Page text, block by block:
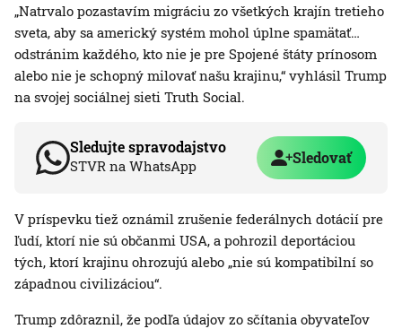
„Natrvalo pozastavím migráciu zo všetkých krajín tretieho
sveta, aby sa americký systém mohol úplne spamätať…
odstránim každého, kto nie je pre Spojené štáty prínosom
alebo nie je schopný milovať našu krajinu,“ vyhlásil Trump
na svojej sociálnej sieti Truth Social.
Sledujte spravodajstvo
STVR na WhatsApp Sledovať
V príspevku tiež oznámil zrušenie federálnych dotácií pre
ľudí, ktorí nie sú občanmi USA, a pohrozil deportáciou
tých, ktorí krajinu ohrozujú alebo „nie sú kompatibilní so
západnou civilizáciou“.
Trump zdôraznil, že podľa údajov zo sčítania obyvateľov